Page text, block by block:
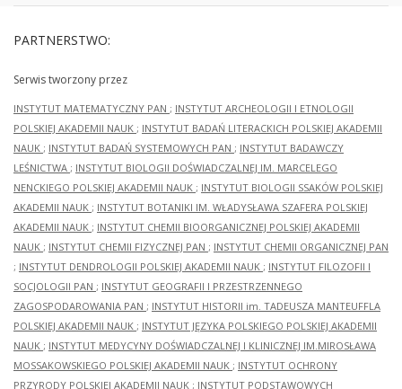
PARTNERSTWO:
Serwis tworzony przez
INSTYTUT MATEMATYCZNY PAN ; INSTYTUT ARCHEOLOGII I ETNOLOGII
POLSKIEJ AKADEMII NAUK ; INSTYTUT BADAŃ LITERACKICH POLSKIEJ AKADEMII
NAUK ; INSTYTUT BADAŃ SYSTEMOWYCH PAN ; INSTYTUT BADAWCZY
LEŚNICTWA ; INSTYTUT BIOLOGII DOŚWIADCZALNEJ IM. MARCELEGO
NENCKIEGO POLSKIEJ AKADEMII NAUK ; INSTYTUT BIOLOGII SSAKÓW POLSKIEJ
AKADEMII NAUK ; INSTYTUT BOTANIKI IM. WŁADYSŁAWA SZAFERA POLSKIEJ
AKADEMII NAUK ; INSTYTUT CHEMII BIOORGANICZNEJ POLSKIEJ AKADEMII
NAUK ; INSTYTUT CHEMII FIZYCZNEJ PAN ; INSTYTUT CHEMII ORGANICZNEJ PAN
; INSTYTUT DENDROLOGII POLSKIEJ AKADEMII NAUK ; INSTYTUT FILOZOFII I
SOCJOLOGII PAN ; INSTYTUT GEOGRAFII I PRZESTRZENNEGO
ZAGOSPODAROWANIA PAN ; INSTYTUT HISTORII im. TADEUSZA MANTEUFFLA
POLSKIEJ AKADEMII NAUK ; INSTYTUT JĘZYKA POLSKIEGO POLSKIEJ AKADEMII
NAUK ; INSTYTUT MEDYCYNY DOŚWIADCZALNEJ I KLINICZNEJ IM.MIROSŁAWA
MOSSAKOWSKIEGO POLSKIEJ AKADEMII NAUK ; INSTYTUT OCHRONY
PRZYRODY POLSKIEJ AKADEMII NAUK ; INSTYTUT PODSTAWOWYCH